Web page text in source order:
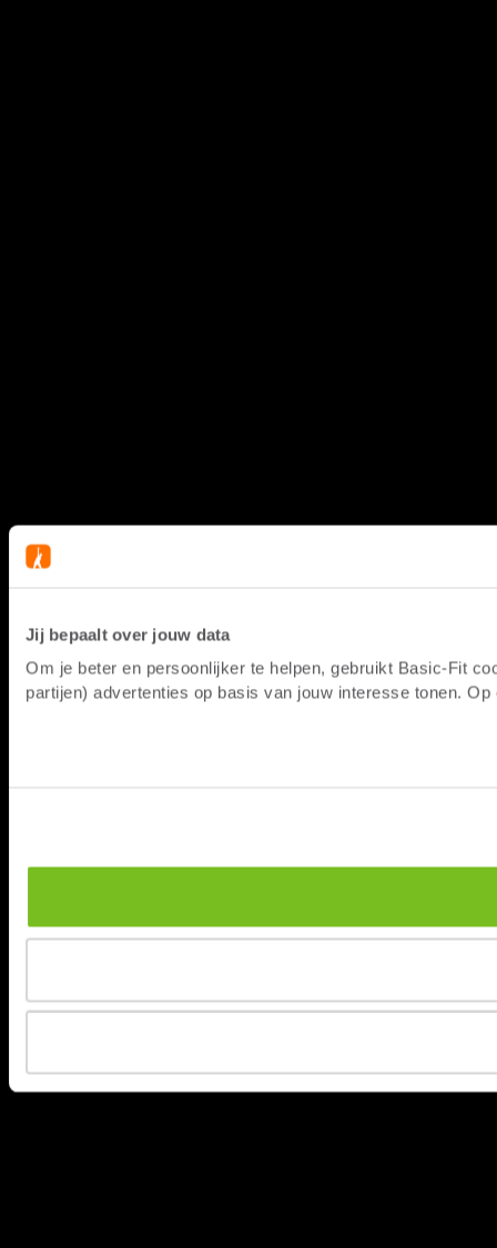
Jij bepaalt over jouw data
Om je beter en persoonlijker te helpen, gebruikt Basic-Fit
partijen) advertenties op basis van jouw interesse tonen.